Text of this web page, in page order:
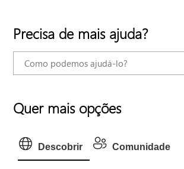
Precisa de mais ajuda?
Quer mais opções
Descobrir Comunidade